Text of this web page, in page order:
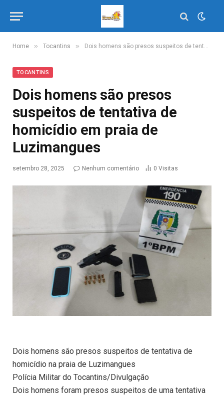
Home » Tocantins » Dois homens são presos suspeitos de tentativa de homicídio em praia de Luzimangues
TOCANTINS
Dois homens são presos
suspeitos de tentativa de
homicídio em praia de
Luzimangues
setembro 28, 2025 Nenhum comentário 0 Visitas
Dois homens são presos suspeitos de tentativa de
homicídio na praia de Luzimangues
Polícia Militar do Tocantins/Divulgação
Dois homens foram presos suspeitos de uma tentativa